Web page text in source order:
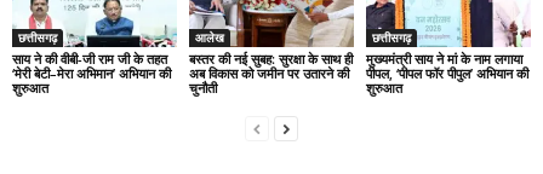
छत्तीसगढ़
साय ने की वीबी-जी राम जी के तहत
‘मेरी बेटी–मेरा अभिमान’ अभियान की
शुरुआत
आलेख
बस्तर की नई सुबह: सुरक्षा के साथ ही
अब विकास को जमीन पर उतारने की
चुनौती
छत्तीसगढ़
मुख्यमंत्री साय ने मां के नाम लगाया
पीपल, ‘पीपल फॉर पीपुल’ अभियान की
शुरुआत